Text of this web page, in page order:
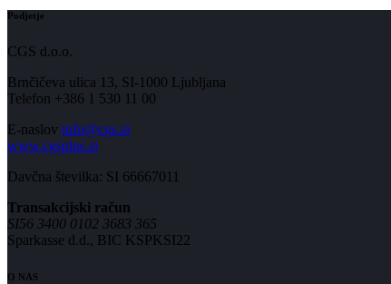
Podjetje
CGS d.o.o.
Brnčičeva ulica 13, SI-1000 Ljubljana
Telefon +386 1 530 11 00
E-naslov info@cgs.si
www.cgsplus.si
Davčna številka: SI 66667011
Transakcijski račun
SI56 3400 0102 3683 365
Sparkasse d.d., BIC KSPKSI22
O NAS